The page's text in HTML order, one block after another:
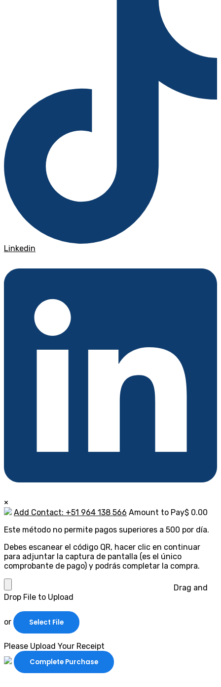
Linkedin
×
Add Contact: +51 964 138 566 Amount to Pay$ 0.00
Este método no permite pagos superiores a 500 por día.
Debes escanear el código QR, hacer clic en continuar
para adjuntar la captura de pantalla (es el único
comprobante de pago) y podrás completar la compra.
Drag and
Drop File to Upload
or Select File
Please Upload Your Receipt